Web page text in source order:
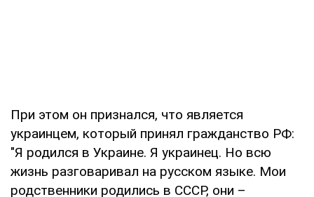
При этом он признался, что является
украинцем, который принял гражданство РФ:
"Я родился в Украине. Я украинец. Но всю
жизнь разговаривал на русском языке. Мои
родственники родились в СССР, они –